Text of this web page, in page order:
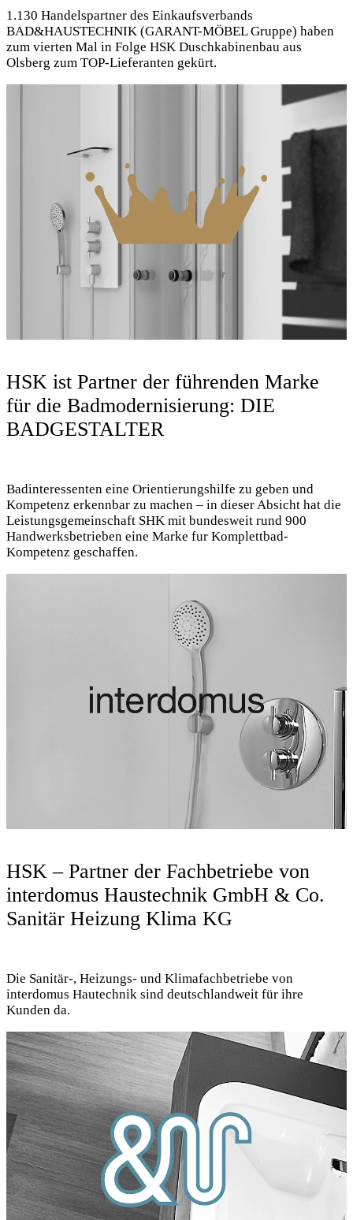
1.130 Handelspartner des Einkaufsverbands
BAD&HAUSTECHNIK (GARANT-MÖBEL Gruppe) haben
zum vierten Mal in Folge HSK Duschkabinenbau aus
Olsberg zum TOP-Lieferanten gekürt.
HSK ist Partner der führenden Marke
für die Badmodernisierung: DIE
BADGESTALTER
Badinteressenten eine Orientierungshilfe zu geben und
Kompetenz erkennbar zu machen – in dieser Absicht hat die
Leistungsgemeinschaft SHK mit bundesweit rund 900
Handwerksbetrieben eine Marke fur Komplettbad-
Kompetenz geschaffen.
HSK – Partner der Fachbetriebe von
interdomus Haustechnik GmbH & Co.
Sanitär Heizung Klima KG
Die Sanitär-, Heizungs- und Klimafachbetriebe von
interdomus Hautechnik sind deutschlandweit für ihre
Kunden da.